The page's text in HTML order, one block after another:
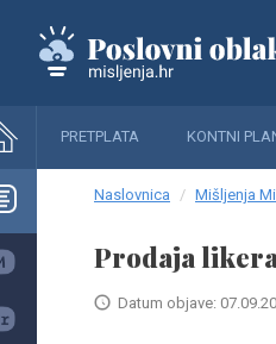
PRETPLATA KONTNI
Naslovnica Mišljenja
Prodaja
Datum objave: